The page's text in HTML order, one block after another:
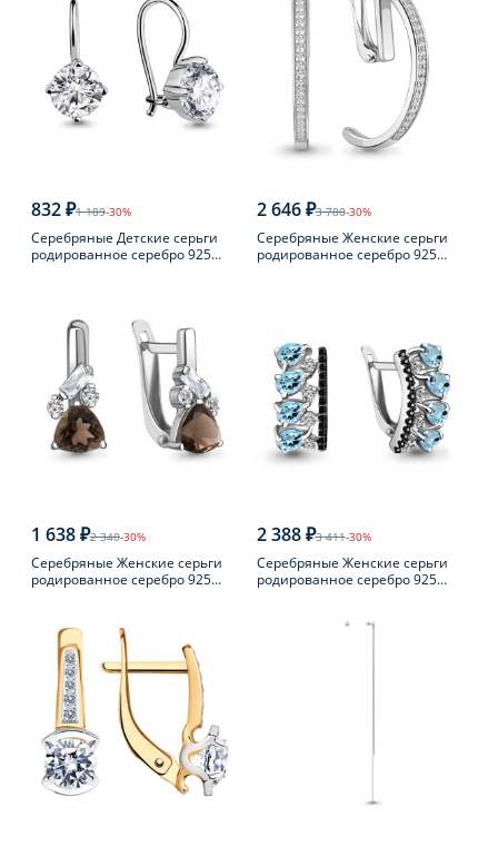
832 ₽1 189-30%
Серебряные Детские серьги
родированное серебро 925
2 646 ₽3 780-30%
Серебряные Женские серьги
родированное серебро 925
1 638 ₽2 340-30%
Серебряные Женские серьги
родированное серебро 925
2 388 ₽3 411-30%
Серебряные Женские серьги
родированное серебро 925